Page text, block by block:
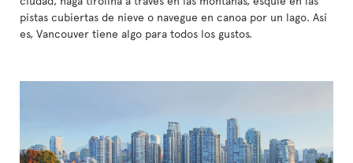
pistas cubiertas de nieve o navegue en canoa por un lago. Así
es, Vancouver tiene algo para todos los gustos.